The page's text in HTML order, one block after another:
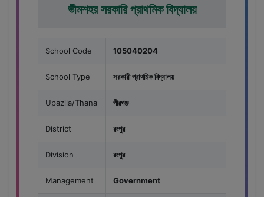
ভীমশহর সরকারি প্রাথমিক বিদ্যালয়
School Code 105040204
School Type সরকারী প্রাথমিক বিদ্যালয়
Upazila/Thana পীরগঞ্জ
District রংপুর
Division রংপুর
Management Government